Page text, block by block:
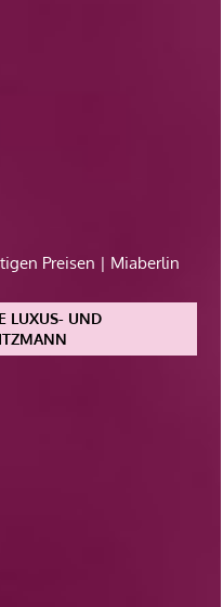
Preisen | Miaberlin
LUXUS- UND